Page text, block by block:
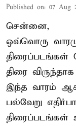
Published on: 07 Aug
சென்னை,
ஒவ்வொரு
திரைப்படங்கள்
திரை
இந்த வாரம்
பல்வேறு
திரைப்படங்கள்